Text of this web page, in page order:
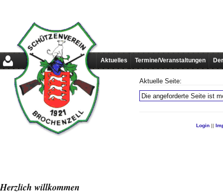
Aktuelles Termine/Veranstaltungen
Aktuelle Seite:
Die angeforderte Seite ist
Login ||
Herzlich willkommen